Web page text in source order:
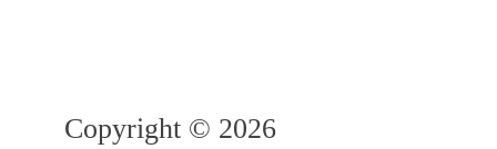
Copyright © 2026